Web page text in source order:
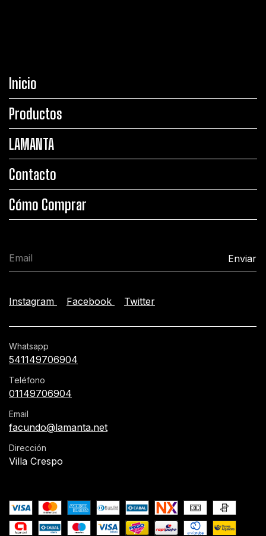
Inicio
Productos
LAMANTA
Contacto
Cómo Comprar
Instagram Facebook Twitter
Whatsapp
541149706904
Teléfono
01149706904
Email
facundo@lamanta.net
Dirección
Villa Crespo